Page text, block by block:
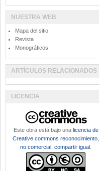
NUESTRA WEB
Mapa del sitio
Revista
Monográficos
ARTÍCULOS RELACIONADOS
LICENCIA
Este obra está bajo una licencia de
Creative commons reconocimiento,
no comercial, compartir igual